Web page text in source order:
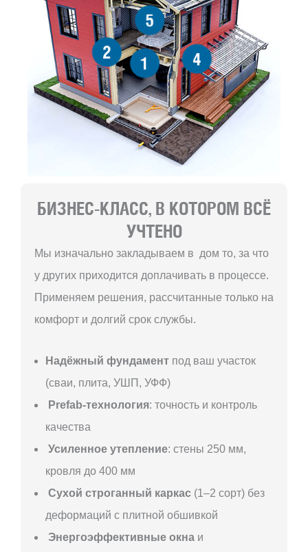
1
2 4
5
БИЗНЕС-КЛАСС, В КОТОРОМ ВСЁ
УЧТЕНО
Мы изначально закладываем в дом то, за что
у других приходится доплачивать в процессе.
Применяем решения, рассчитанные только на
комфорт и долгий срок службы.
Надёжный фундамент под ваш участок
(сваи, плита, УШП, УФФ)
Prefab-технология: точность и контроль
качества
Усиленное утепление: стены 250 мм,
кровля до 400 мм
Сухой строганный каркас (1–2 сорт) без
деформаций с плитной обшивкой
Энергоэффективные окна и